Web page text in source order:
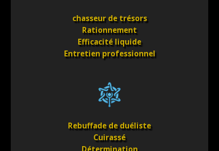
chasseur de trésors
Rationnement
Efficacité liquide
Entretien professionnel
Rebuffade de duéliste
Cuirassé